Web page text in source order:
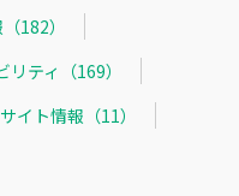
182）
リティ（169）
サイト情報（11）